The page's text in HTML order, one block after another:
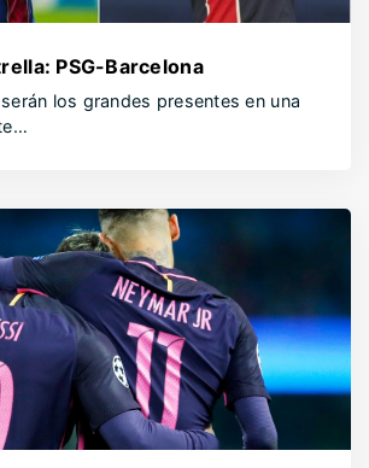
PSG-Barcelona
los grandes presentes en una